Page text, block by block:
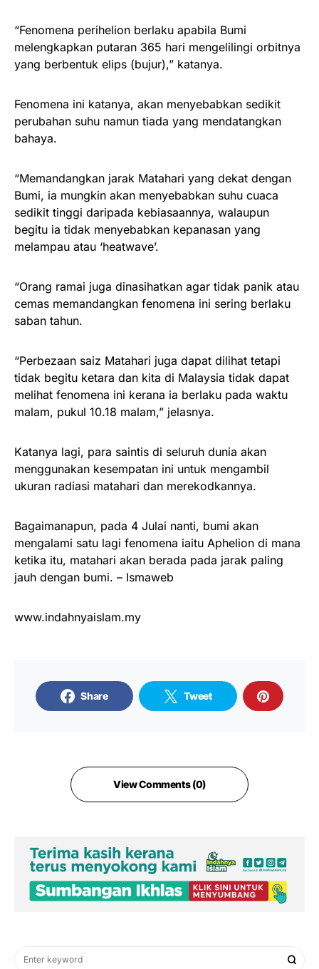
“Fenomena perihelion berlaku apabila Bumi
melengkapkan putaran 365 hari mengelilingi orbitnya
yang berbentuk elips (bujur),” katanya.
Fenomena ini katanya, akan menyebabkan sedikit
perubahan suhu namun tiada yang mendatangkan
bahaya.
“Memandangkan jarak Matahari yang dekat dengan
Bumi, ia mungkin akan menyebabkan suhu cuaca
sedikit tinggi daripada kebiasaannya, walaupun
begitu ia tidak menyebabkan kepanasan yang
melampau atau ‘heatwave’.
“Orang ramai juga dinasihatkan agar tidak panik atau
cemas memandangkan fenomena ini sering berlaku
saban tahun.
“Perbezaan saiz Matahari juga dapat dilihat tetapi
tidak begitu ketara dan kita di Malaysia tidak dapat
melihat fenomena ini kerana ia berlaku pada waktu
malam, pukul 10.18 malam,” jelasnya.
Katanya lagi, para saintis di seluruh dunia akan
menggunakan kesempatan ini untuk mengambil
ukuran radiasi matahari dan merekodkannya.
Bagaimanapun, pada 4 Julai nanti, bumi akan
mengalami satu lagi fenomena iaitu Aphelion di mana
ketika itu, matahari akan berada pada jarak paling
jauh dengan bumi. – Ismaweb
www.indahnyaislam.my
Share Tweet
View Comments (0)